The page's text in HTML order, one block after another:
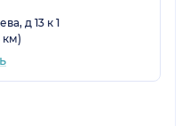
д 13 к 1
км)